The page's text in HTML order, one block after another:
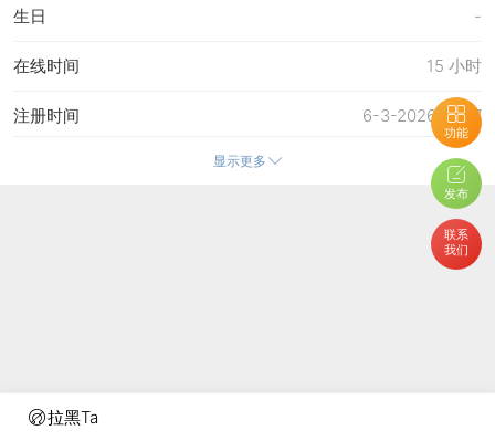
拉黑Ta
功能
发布
联系
我们
-
生日
15 小时
在线时间
6-3-2026 21:07
注册时间
27-3-2026 16:40
27-3-2026 16:40
10-4-2026 16:07
显示更多